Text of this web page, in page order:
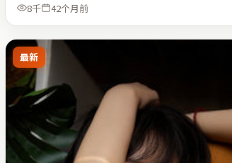
8千
42个月前
最新